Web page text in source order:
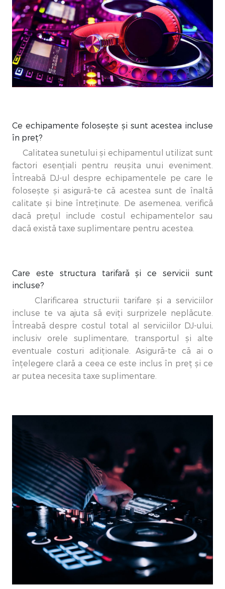
Ce echipamente folosește și sunt acestea incluse
în preț?
Calitatea sunetului și echipamentul utilizat sunt
factori esențiali pentru reușita unui eveniment.
Întreabă DJ-ul despre echipamentele pe care le
folosește și asigură-te că acestea sunt de înaltă
calitate și bine întreținute. De asemenea, verifică
dacă prețul include costul echipamentelor sau
dacă există taxe suplimentare pentru acestea.
Care este structura tarifară și ce servicii sunt
incluse?
Clarificarea structurii tarifare și a serviciilor
incluse te va ajuta să eviți surprizele neplăcute.
Întreabă despre costul total al serviciilor DJ-ului,
inclusiv orele suplimentare, transportul și alte
eventuale costuri adiționale. Asigură-te că ai o
înțelegere clară a ceea ce este inclus în preț și ce
ar putea necesita taxe suplimentare.